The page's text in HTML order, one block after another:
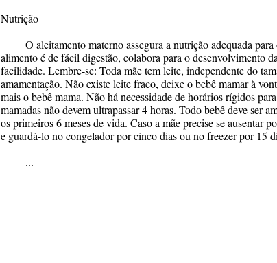
Nutrição
O aleitamento materno assegura a nutrição adequada
alimento é de fácil digestão, colabora para o desenvolvimento
facilidade. Lembre-se: Toda mãe tem leite, independente do
amamentação. Não existe leite fraco, deixe o bebê mamar à
mais o bebê mama. Não há necessidade de horários rígidos
mamadas não devem ultrapassar 4 horas. Todo bebê deve ser
os primeiros 6 meses de vida. Caso a mãe precise se ausentar
e guardá-lo no congelador por cinco dias ou no freezer por 15
...